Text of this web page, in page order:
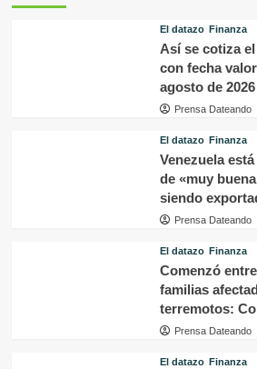
El datazo Finanza
Así se cotiza
con fecha
agosto de 2026
Prensa Dateando
El datazo Finanza
Venezuela
de «muy
siendo
Prensa Dateando
El datazo Finanza
Comenzó
familias
terremotos:
Prensa Dateando
El datazo Finanza